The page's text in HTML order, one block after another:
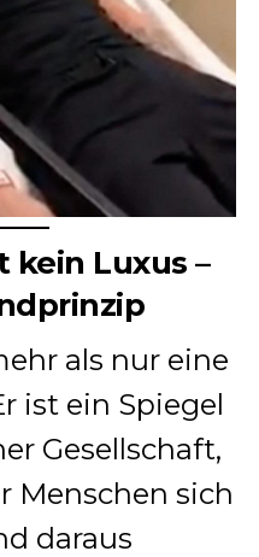
kein Luxus –
als nur eine
ist ein Spiegel
Gesellschaft,
Menschen sich
daraus